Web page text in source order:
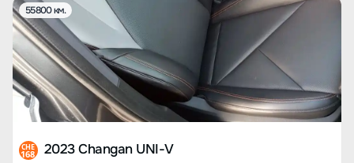
55800 км.
CHE
168 2023 Changan UNI-V